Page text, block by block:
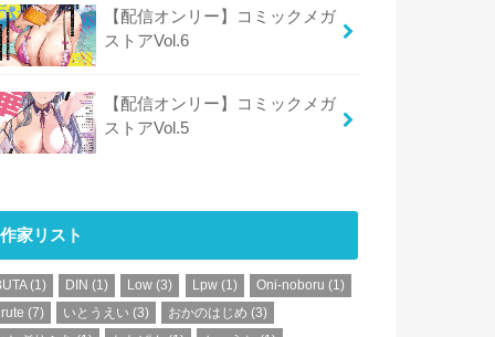
【配信オンリー】コミックメガ
ストアVol.6
【配信オンリー】コミックメガ
ストアVol.5
作家リスト
(1) DIN (1) Low (3) Lpw(1) Oni-noboru (1)
(7) いとうえい (3) おかのはじめ (3)